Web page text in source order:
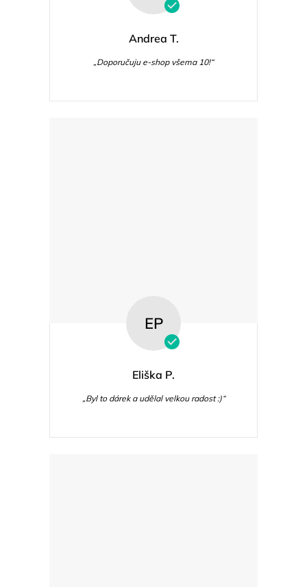
Andrea T.
„Doporučuju e-shop všema 10!“
EP
Eliška P.
„Byl to dárek a udělal velkou radost :)“